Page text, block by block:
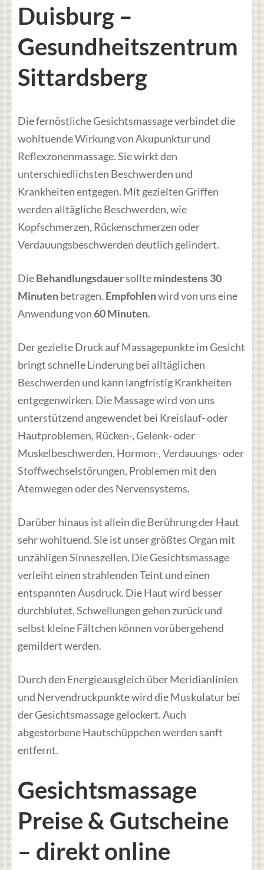
Duisburg –
Gesundheitszentrum
Sittardsberg
Die fernöstliche Gesichtsmassage verbindet die
wohltuende Wirkung von Akupunktur und
Reflexzonenmassage. Sie wirkt den
unterschiedlichsten Beschwerden und
Krankheiten entgegen. Mit gezielten Griffen
werden alltägliche Beschwerden, wie
Kopfschmerzen, Rückenschmerzen oder
Verdauungsbeschwerden deutlich gelindert.
DieBehandlungsdauersolltemindestens 30
Minutenbetragen. Empfohlenwird von uns eine
Anwendung von60 Minuten.
Der gezielte Druck auf Massagepunkte im Gesicht
bringt schnelle Linderung bei alltäglichen
Beschwerden und kann langfristig Krankheiten
entgegenwirken. Die Massage wird von uns
unterstützend angewendet bei Kreislauf- oder
Hautproblemen, Rücken-, Gelenk- oder
Muskelbeschwerden, Hormon-, Verdauungs- oder
Stoffwechselstörungen, Problemen mit den
Atemwegen oder des Nervensystems.
Darüber hinaus ist allein die Berührung der Haut
sehr wohltuend. Sie ist unser größtes Organ mit
unzähligen Sinneszellen. Die Gesichtsmassage
verleiht einen strahlenden Teint und einen
entspannten Ausdruck. Die Haut wird besser
durchblutet, Schwellungen gehen zurück und
selbst kleine Fältchen können vorübergehend
gemildert werden.
Durch den Energieausgleich über Meridianlinien
und Nervendruckpunkte wird die Muskulatur bei
der Gesichtsmassage gelockert. Auch
abgestorbene Hautschüppchen werden sanft
entfernt.
Gesichtsmassage
Preise & Gutscheine
– direkt online